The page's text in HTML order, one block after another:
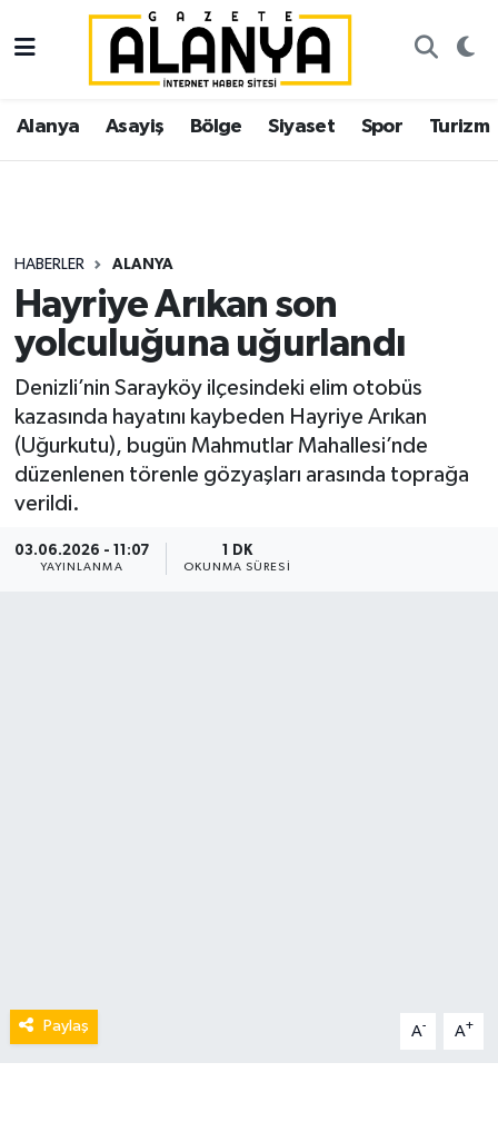
Alanya Asayiş Bölge Siyaset Spor Turizm
HABERLER ALANYA
Hayriye Arıkan son
yolculuğuna uğurlandı
Denizli’nin Sarayköy ilçesindeki elim otobüs
kazasında hayatını kaybeden Hayriye Arıkan
(Uğurkutu), bugün Mahmutlar Mahallesi’nde
düzenlenen törenle gözyaşları arasında toprağa
verildi.
03.06.2026 - 11:07
YAYINLANMA
1 DK
OKUNMA SÜRESI
Paylaş A- A+
Alanya
Asayiş
Siyaset
Spor
Ekonomi
Gazipaşa
İstanbul Nöbetçi Eczaneler
İstanbul Hava Durumu
Süper Lig Puan Durumu ve Fikstür
Tüm Manşetler
Son Dakika Haberleri
Haber Arşivi